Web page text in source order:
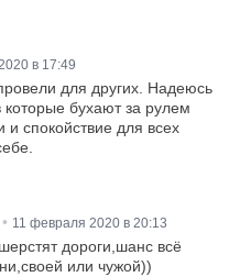
в 17:49
для других. Надеюсь
которые бухают за рулем
и спокойствие для всех
• 11 февраля 2020 в 20:13
дороги,шанс всё
или чужой))